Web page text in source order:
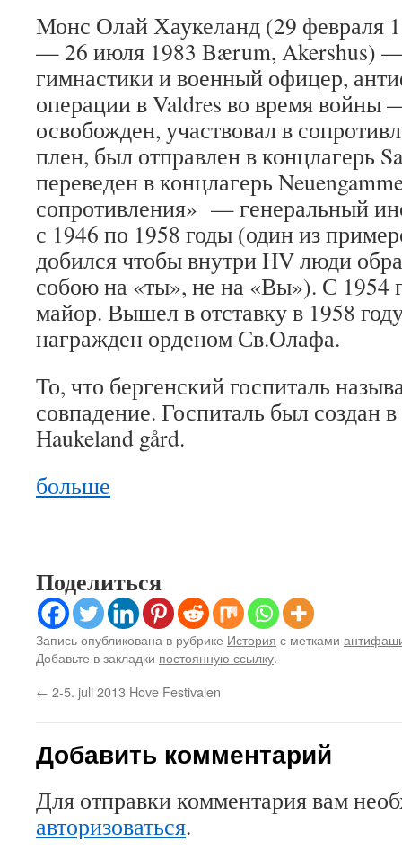
Монс Олай Хаукеланд (29 февраля
— 26 июля 1983 Bærum, Akershus)
гимнастики и военный офицер,
операции в Valdres во время войны
освобожден, участвовал в
плен, был отправлен в концлагерь
переведен в концлагерь
сопротивления» — генеральный
с 1946 по 1958 годы (один из
добился чтобы внутри HV люди
собою на «ты», не на «Вы»). С 1954
майор. Вышел в отставку в 1958
награжден орденом Св.Олафа.
То, что бергенский госпиталь
совпадение. Госпиталь был создан
Haukeland gård.
больше
Поделиться
Запись опубликована в рубрике История с метками
Добавьте в закладки постоянную ссылку.
← 2-5. juli 2013 Hove Festivalen
Добавить комментарий
Для отправки комментария вам
авторизоваться.